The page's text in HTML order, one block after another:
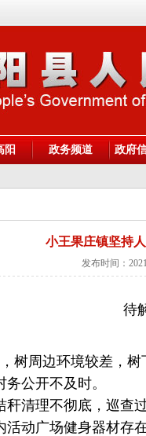
阳 政务频道 政府
小王果庄镇坚持
发布时间：
待
树周边环境较差，
公开不及时。
秆清理不彻底，巡查
活动广场健身器材存